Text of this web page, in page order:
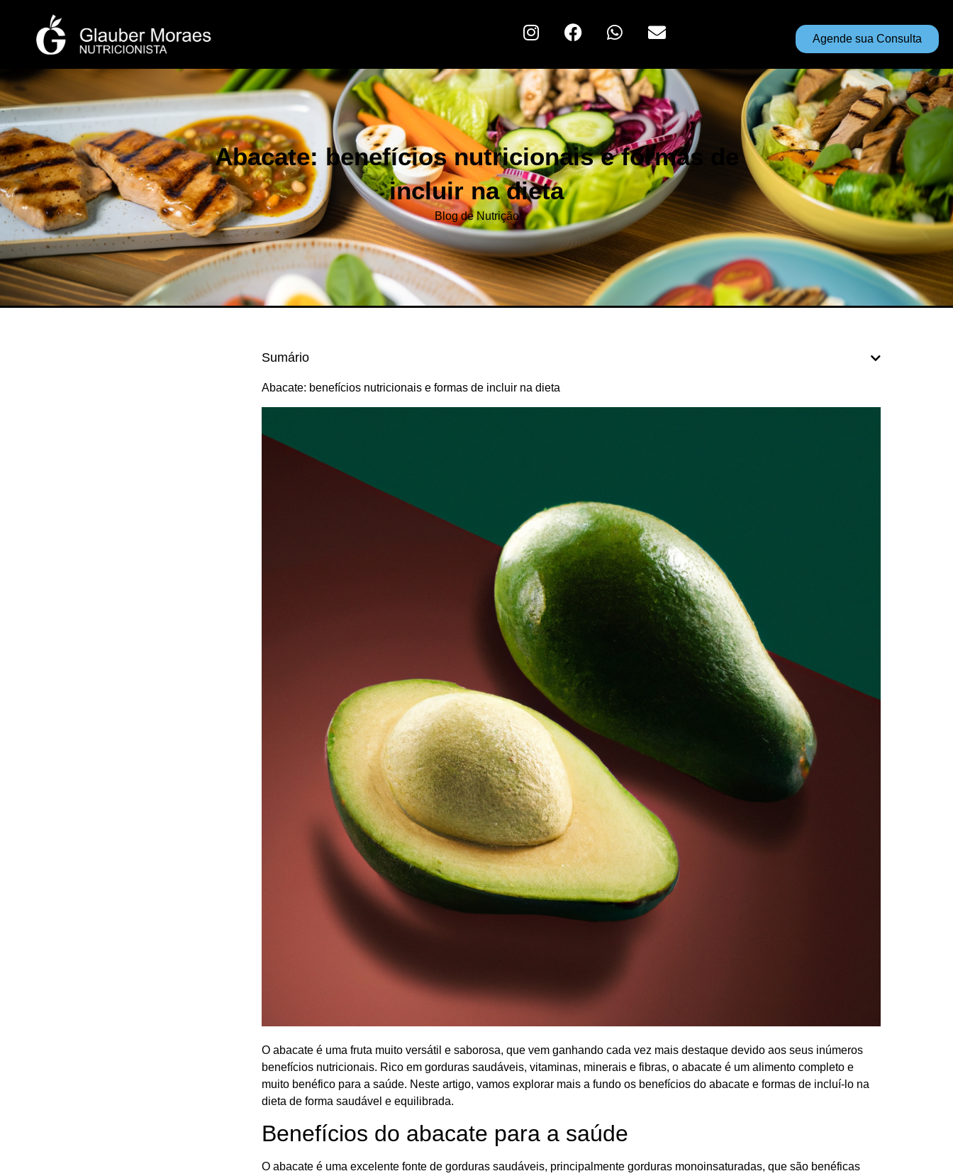
Agende sua Consulta
Abacate: benefícios nutricionais e formas de
incluir na dieta
Blog de Nutrição
Sumário
Abacate: benefícios nutricionais e formas de incluir na dieta
O abacate é uma fruta muito versátil e saborosa, que vem ganhando cada vez mais destaque devido aos seus inúmeros
benefícios nutricionais. Rico em gorduras saudáveis, vitaminas, minerais e fibras, o abacate é um alimento completo e
muito benéfico para a saúde. Neste artigo, vamos explorar mais a fundo os benefícios do abacate e formas de incluí-lo na
dieta de forma saudável e equilibrada.
Benefícios do abacate para a saúde
O abacate é uma excelente fonte de gorduras saudáveis, principalmente gorduras monoinsaturadas, que são benéficas